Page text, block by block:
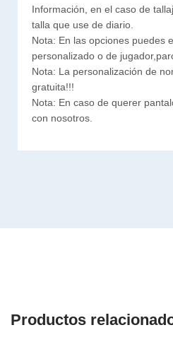
Información, en el caso de
talla que use de diario.
Nota: En las opciones puedes
personalizado o de
Nota: La personalización de
gratuita!!!
Nota: En caso de querer
con nosotros.
Productos